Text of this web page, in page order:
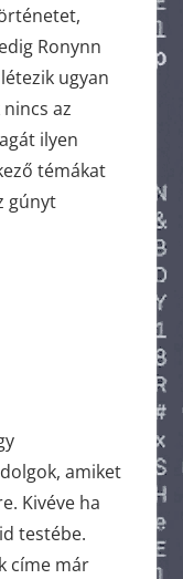
Ronynn
ugyan
az
ilyen
témákat
gúnyt
amiket
Kivéve ha
testébe.
címe már